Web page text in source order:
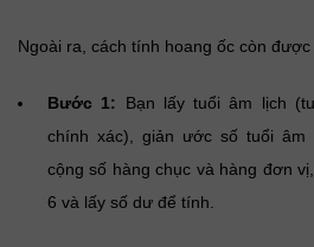
Ngoài ra, cách tính hoang ốc còn
Bước 1: Bạn lấy tuổi âm lịch
chính xác), giản ước số tuổi âm
cộng số hàng chục và hàng đơn
6 và lấy số dư để tính.